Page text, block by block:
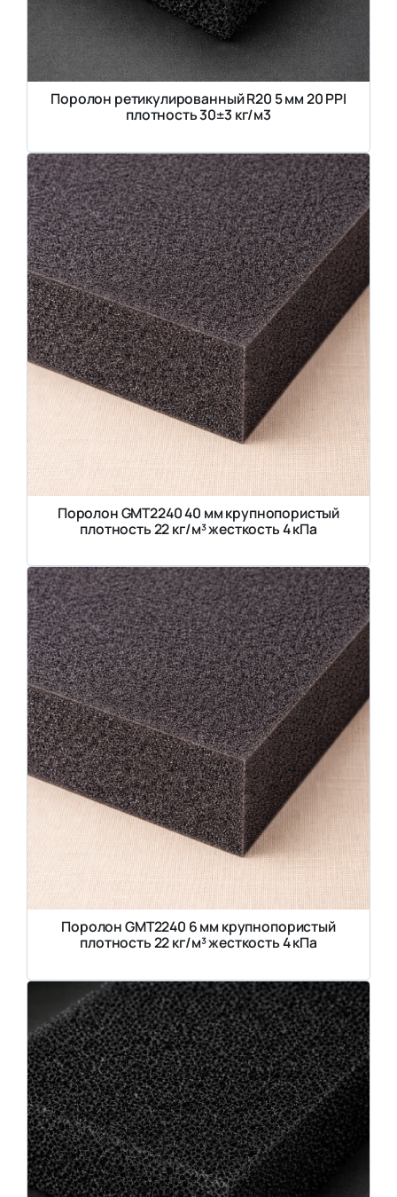
Поролон ретикулированный R20 5 мм 20 PPI
плотность 30±3 кг/м3
Поролон GMT2240 40 мм крупнопористый
плотность 22 кг/м³ жесткость 4 кПа
Поролон GMT2240 6 мм крупнопористый
плотность 22 кг/м³ жесткость 4 кПа